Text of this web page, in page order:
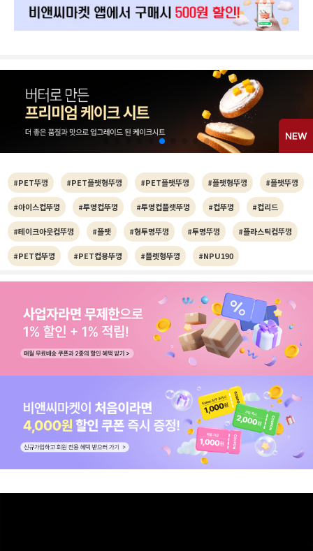
#PET뚜껑 #PET플랫형뚜껑 #PET플랫뚜껑 #플랫형뚜껑 #플랫뚜껑
#아이스컵뚜껑 #투명컵뚜껑 #투명컵플랫뚜껑 #컵뚜껑 #컵리드
#테이크아웃컵뚜껑 #플랫 #형투명뚜껑 #투명뚜껑 #플라스틱컵뚜껑
#PET컵뚜껑 #PET컵용뚜껑 #플렛형뚜껑 #NPU190